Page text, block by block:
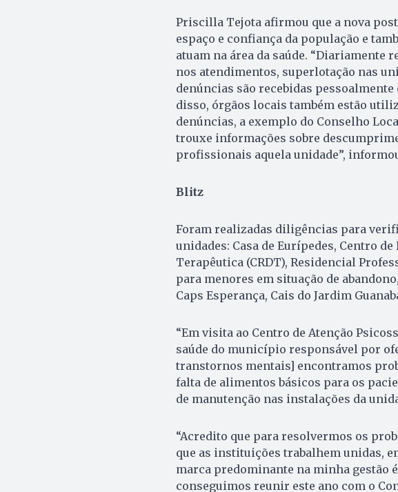
Priscilla Tejota afirmou que a nova
espaço e confiança da população e
atuam na área da saúde. “Diariamente
nos atendimentos, superlotação nas
denúncias são recebidas
disso, órgãos locais também estão
denúncias, a exemplo do Conselho
trouxe informações sobre
profissionais aquela unidade”,
Blitz
Foram realizadas diligências para
unidades: Casa de Eurípedes, Centro
Terapêutica (CRDT), Residencial
para menores em situação de
Caps Esperança, Cais do Jardim
“Em visita ao Centro de Atenção
saúde do município responsável por
transtornos mentais] encontramos
falta de alimentos básicos para os
de manutenção nas instalações da
“Acredito que para resolvermos os
que as instituições trabalhem unidas,
marca predominante na minha gestão
conseguimos reunir este ano com o